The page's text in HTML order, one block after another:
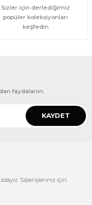
Sizler için derlediğimiz
popüler koleksiyonları
keşfedin
faydalanın.
KAYDET
Siparişleriniz için